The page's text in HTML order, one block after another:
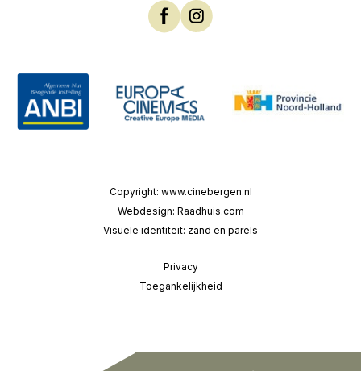
Copyright: www.cinebergen.nl
Webdesign: Raadhuis.com
Visuele identiteit: zand en parels
Privacy
Toegankelijkheid